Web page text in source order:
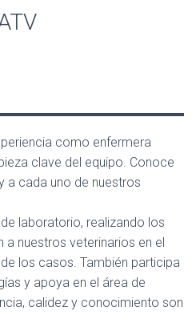
como enfermera
clave del equipo. Conoce
a cada uno de nuestros
laboratorio, realizando los
a nuestros veterinarios en el
los casos. También participa
y apoya en el área de
calidez y conocimiento son